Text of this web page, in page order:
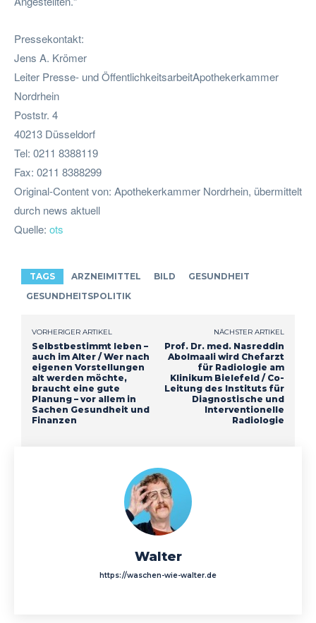
Pressekontakt:
Jens A. Krömer
Leiter Presse- und ÖffentlichkeitsarbeitApothekerkammer
Nordrhein
Poststr. 4
40213 Düsseldorf
Tel: 0211 8388119
Fax: 0211 8388299
Original-Content von: Apothekerkammer Nordrhein, übermittelt
durch news aktuell
Quelle: ots
TAGS ARZNEIMITTEL BILD
GESUNDHEIT
GESUNDHEITSPOLITIK
VORHERIGER ARTIKEL
Selbstbestimmt leben –
auch im Alter / Wer nach
eigenen Vorstellungen
alt werden möchte,
braucht eine gute
Planung – vor allem in
Sachen Gesundheit und
Finanzen
NÄCHSTER ARTIKEL
Prof. Dr. med. Nasreddin
Abolmaali wird Chefarzt
für Radiologie am
Klinikum Bielefeld / Co-
Leitung des Instituts für
Diagnostische und
Interventionelle
Radiologie
Walter
https://waschen-wie-walter.de